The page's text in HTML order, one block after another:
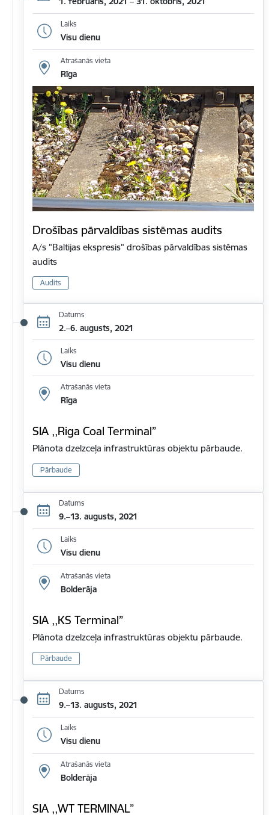
Laiks
Visu dienu
Atrašanās vieta
Rīga
Drošības pārvaldības sistēmas audits
A/s "Baltijas ekspresis" drošības pārvaldības sistēmas
audits
Audits
Datums
2.–6. augusts, 2021
Laiks
Visu dienu
Atrašanās vieta
Rīga
SIA ,,Riga Coal Terminal”
Plānota dzelzceļa infrastruktūras objektu pārbaude.
Pārbaude
Datums
9.–13. augusts, 2021
Laiks
Visu dienu
Atrašanās vieta
Bolderāja
SIA ,,KS Terminal”
Plānota dzelzceļa infrastruktūras objektu pārbaude.
Pārbaude
Datums
9.–13. augusts, 2021
Laiks
Visu dienu
Atrašanās vieta
Bolderāja
SIA ,,WT TERMINAL”